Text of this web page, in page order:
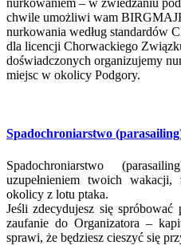
nurkowaniem – w zwiedzaniu
chwile umożliwi wam
nurkowania według standardów
dla licencji Chorwackiego
doświadczonych organizujemy
miejsc w okolicy Podgory.
Spadochroniarstwo
Spadochroniarstwo
uzupełnieniem twoich
okolicy z lotu ptaka.
Jeśli zdecydujesz się
zaufanie do Organizatora –
sprawi, że będziesz cieszyć się